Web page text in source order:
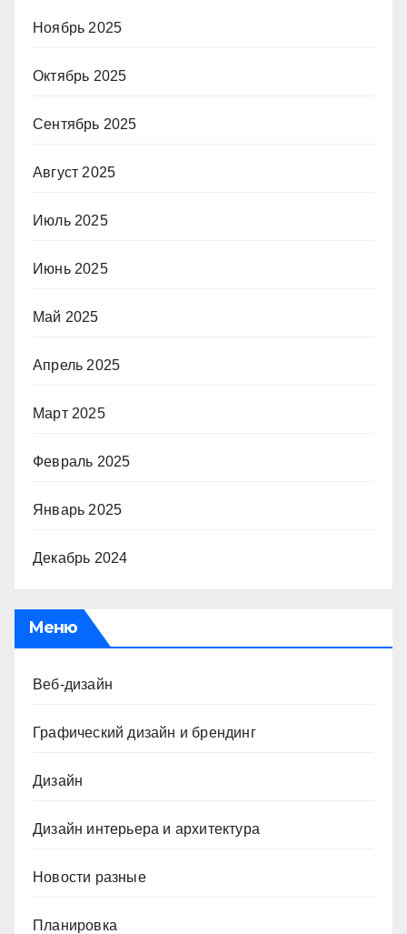
Ноябрь 2025
Октябрь 2025
Сентябрь 2025
Август 2025
Июль 2025
Июнь 2025
Май 2025
Апрель 2025
Март 2025
Февраль 2025
Январь 2025
Декабрь 2024
Меню
Веб-дизайн
Графический дизайн и брендинг
Дизайн
Дизайн интерьера и архитектура
Новости разные
Планировка